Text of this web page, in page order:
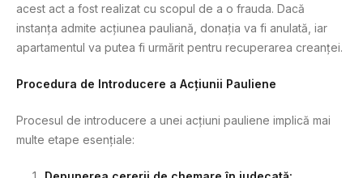
acest act a fost realizat cu scopul de a o frauda. Dacă
instanța admite acțiunea pauliană, donația va fi anulată, iar
apartamentul va putea fi urmărit pentru recuperarea creanței.
Procedura de Introducere a Acțiunii Pauliene
Procesul de introducere a unei acțiuni pauliene implică mai
multe etape esențiale: